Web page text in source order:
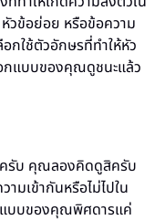
วข้อย่อย หรือข้อความ
กใช้ตัวอักษรที่ทำให้หัว
อกแบบของคุณดูชนะแล้ว
ครับ คุณลองคิดดูสิครับ
มเข้ากันหรือไม่ไปใน
แบบของคุณพิศดารแค่